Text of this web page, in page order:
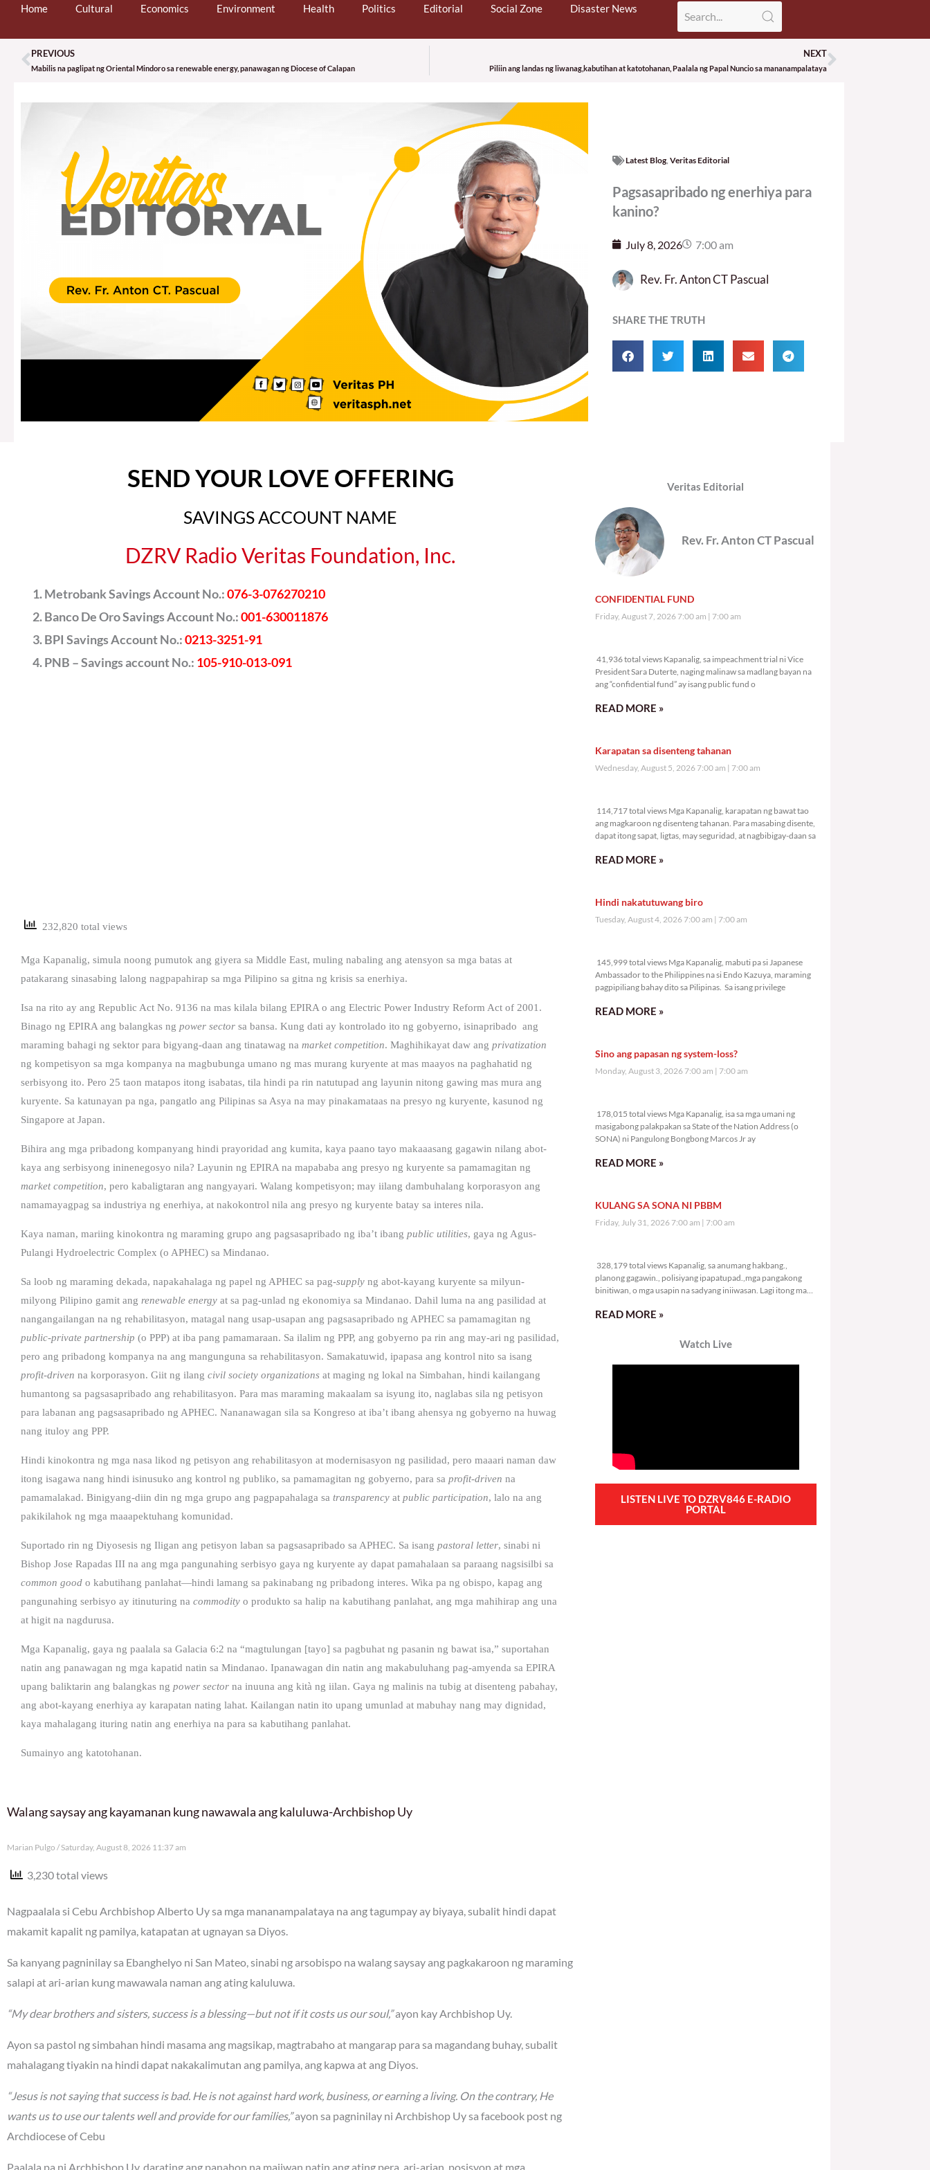
Home Cultural Economics Environment Health Politics Editorial Social Zone Disaster News
Prev
PREVIOUS
Mabilis na paglipat ng Oriental Mindoro sa renewable energy, panawagan ng Diocese of Calapan
NEXT
Piliin ang landas ng liwanag,kabutihan at katotohanan, Paalala ng Papal Nuncio sa mananampalatayaNext
Latest Blog, Veritas Editorial
Pagsasapribado ng enerhiya para
kanino?
July 8, 2026 7:00 am
Rev. Fr. Anton CT Pascual
SHARE THE TRUTH
SEND YOUR LOVE OFFERING
SAVINGS ACCOUNT NAME
DZRV Radio Veritas Foundation, Inc.
Metrobank Savings Account No.:076-3-076270210
Banco De Oro Savings Account No.:001-630011876
BPI Savings Account No.:0213-3251-91
PNB – Savings account No.: 105-910-013-091
232,820 total views
Mga Kapanalig, simula noong pumutok ang giyera sa Middle East, muling nabaling ang atensyon sa mga batas at
patakarang sinasabing lalong nagpapahirap sa mga Pilipino sa gitna ng krisis sa enerhiya.
Isa na rito ay ang Republic Act No. 9136 na mas kilala bilang EPIRA o ang Electric Power Industry Reform Act of 2001.
Binago ng EPIRA ang balangkas ng power sector sa bansa. Kung dati ay kontrolado ito ng gobyerno, isinapribado ang
maraming bahagi ng sektor para bigyang-daan ang tinatawag na market competition. Maghihikayat daw ang privatization
ng kompetisyon sa mga kompanya na magbubunga umano ng mas murang kuryente at mas maayos na paghahatid ng
serbisyong ito. Pero 25 taon matapos itong isabatas, tila hindi pa rin natutupad ang layunin nitong gawing mas mura ang
kuryente. Sa katunayan pa nga, pangatlo ang Pilipinas sa Asya na may pinakamataas na presyo ng kuryente, kasunod ng
Singapore at Japan.
Bihira ang mga pribadong kompanyang hindi prayoridad ang kumita, kaya paano tayo makaaasang gagawin nilang abot-
kaya ang serbisyong ininenegosyo nila? Layunin ng EPIRA na mapababa ang presyo ng kuryente sa pamamagitan ng
market competition, pero kabaligtaran ang nangyayari. Walang kompetisyon; may iilang dambuhalang korporasyon ang
namamayagpag sa industriya ng enerhiya, at nakokontrol nila ang presyo ng kuryente batay sa interes nila.
Kaya naman, mariing kinokontra ng maraming grupo ang pagsasapribado ng iba’t ibang public utilities, gaya ng Agus-
Pulangi Hydroelectric Complex (o APHEC) sa Mindanao.
Sa loob ng maraming dekada, napakahalaga ng papel ng APHEC sa pag-supply ng abot-kayang kuryente sa milyun-
milyong Pilipino gamit ang renewable energy at sa pag-unlad ng ekonomiya sa Mindanao. Dahil luma na ang pasilidad at
nangangailangan na ng rehabilitasyon, matagal nang usap-usapan ang pagsasapribado ng APHEC sa pamamagitan ng
public-private partnership (o PPP) at iba pang pamamaraan. Sa ilalim ng PPP, ang gobyerno pa rin ang may-ari ng pasilidad,
pero ang pribadong kompanya na ang mangunguna sa rehabilitasyon. Samakatuwid, ipapasa ang kontrol nito sa isang
profit-driven na korporasyon. Giit ng ilang civil society organizations at maging ng lokal na Simbahan, hindi kailangang
humantong sa pagsasapribado ang rehabilitasyon. Para mas maraming makaalam sa isyung ito, naglabas sila ng petisyon
para labanan ang pagsasapribado ng APHEC. Nananawagan sila sa Kongreso at iba’t ibang ahensya ng gobyerno na huwag
nang ituloy ang PPP.
Hindi kinokontra ng mga nasa likod ng petisyon ang rehabilitasyon at modernisasyon ng pasilidad, pero maaari naman daw
itong isagawa nang hindi isinusuko ang kontrol ng publiko, sa pamamagitan ng gobyerno, para sa profit-driven na
pamamalakad. Binigyang-diin din ng mga grupo ang pagpapahalaga sa transparency at public participation, lalo na ang
pakikilahok ng mga maaapektuhang komunidad.
Suportado rin ng Diyosesis ng Iligan ang petisyon laban sa pagsasapribado sa APHEC. Sa isang pastoral letter, sinabi ni
Bishop Jose Rapadas III na ang mga pangunahing serbisyo gaya ng kuryente ay dapat pamahalaan sa paraang nagsisilbi sa
common good o kabutihang panlahat—hindi lamang sa pakinabang ng pribadong interes. Wika pa ng obispo, kapag ang
pangunahing serbisyo ay itinuturing na commodity o produkto sa halip na kabutihang panlahat, ang mga mahihirap ang una
at higit na nagdurusa.
Mga Kapanalig, gaya ng paalala sa Galacia 6:2 na “magtulungan [tayo] sa pagbuhat ng pasanin ng bawat isa,” suportahan
natin ang panawagan ng mga kapatid natin sa Mindanao. Ipanawagan din natin ang makabuluhang pag-amyenda sa EPIRA
upang baliktarin ang balangkas ng power sector na inuuna ang kità ng iilan. Gaya ng malinis na tubig at disenteng pabahay,
ang abot-kayang enerhiya ay karapatan nating lahat. Kailangan natin ito upang umunlad at mabuhay nang may dignidad,
kaya mahalagang ituring natin ang enerhiya na para sa kabutihang panlahat.
Sumainyo ang katotohanan.
Walang saysay ang kayamanan kung nawawala ang kaluluwa-Archbishop Uy
Marian Pulgo Saturday, August 8, 2026 11:37 am
3,230 total views
Nagpaalala si Cebu Archbishop Alberto Uy sa mga mananampalataya na ang tagumpay ay biyaya, subalit hindi dapat
makamit kapalit ng pamilya, katapatan at ugnayan sa Diyos.
Sa kanyang pagninilay sa Ebanghelyo ni San Mateo, sinabi ng arsobispo na walang saysay ang pagkakaroon ng maraming
salapi at ari-arian kung mawawala naman ang ating kaluluwa.
“My dear brothers and sisters, success is a blessing—but not if it costs us our soul,”ayon kay Archbishop Uy.
Ayon sa pastol ng simbahan hindi masama ang magsikap, magtrabaho at mangarap para sa magandang buhay, subalit
mahalagang tiyakin na hindi dapat nakakalimutan ang pamilya, ang kapwa at ang Diyos.
“Jesus is not saying that success is bad. He is not against hard work, business, or earning a living. On the contrary, He
wants us to use our talents well and provide for our families,”ayon sa pagninilay ni Archbishop Uy sa facebook post ng
Archdiocese of Cebu
Paalala pa ni Archbishop Uy, darating ang panahon na maiiwan natin ang ating pera, ari-arian, posisyon at mga
Veritas Editorial
Rev. Fr. Anton CT Pascual
CONFIDENTIAL FUND
Friday, August 7, 2026 7:00 am 7:00 am
41,936 total views Kapanalig, sa impeachment trial ni Vice
President Sara Duterte, naging malinaw sa madlang bayan na
ang “confidential fund” ay isang public fund o
READ MORE »
Karapatan sa disenteng tahanan
Wednesday, August 5, 2026 7:00 am 7:00 am
114,717 total views Mga Kapanalig, karapatan ng bawat tao
ang magkaroon ng disenteng tahanan. Para masabing disente,
dapat itong sapat, ligtas, may seguridad, at nagbibigay-daan sa
READ MORE »
Hindi nakatutuwang biro
Tuesday, August 4, 2026 7:00 am 7:00 am
145,999 total views Mga Kapanalig, mabuti pa si Japanese
Ambassador to the Philippines na si Endo Kazuya, maraming
pagpipiliang bahay dito sa Pilipinas. Sa isang privilege
READ MORE »
Sino ang papasan ng system-loss?
Monday, August 3, 2026 7:00 am 7:00 am
178,015 total views Mga Kapanalig, isa sa mga umani ng
masigabong palakpakan sa State of the Nation Address (o
SONA) ni Pangulong Bongbong Marcos Jr ay
READ MORE »
KULANG SA SONA NI PBBM
Friday, July 31, 2026 7:00 am 7:00 am
328,179 total views Kapanalig, sa anumang hakbang.,
planong gagawin., polisiyang ipapatupad.,mga pangakong
binitiwan, o mga usapin na sadyang iniiwasan. Lagi itong may
READ MORE »
Watch Live
LISTEN LIVE TO DZRV846 E-RADIO
PORTAL